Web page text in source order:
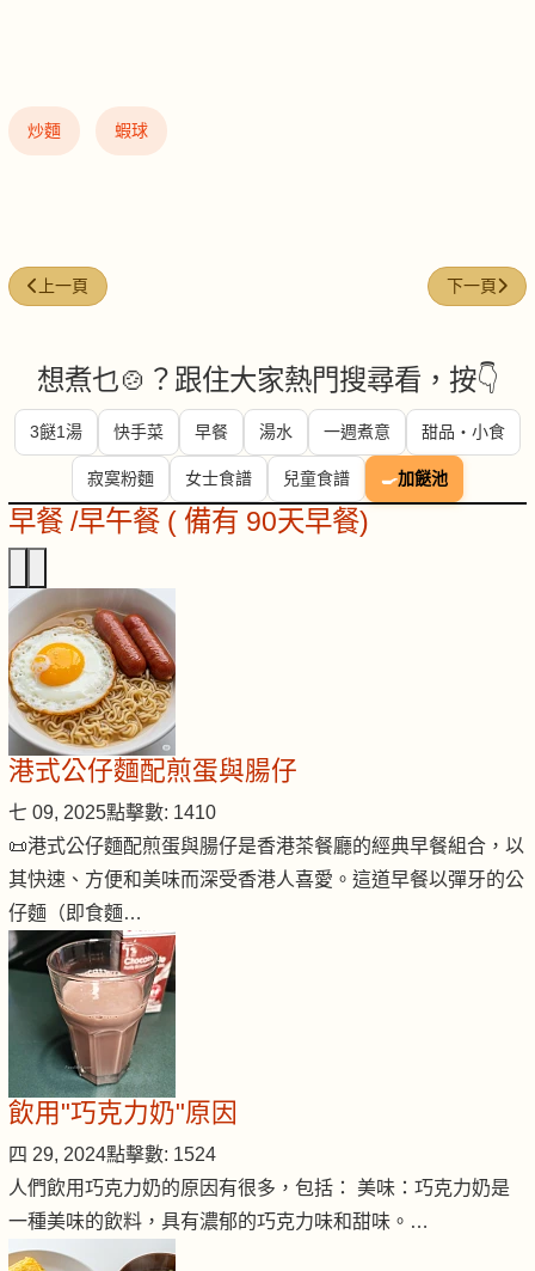
炒麵 蝦球
上一篇文章: 白汁煙三文鱼燴意粉
上一頁 下一篇文章
下一頁
想煮乜🍲？跟住大家熱門搜尋看，按👇
3餸1湯 快手菜 早餐 湯水 一週煮意 甜品・小食
寂寞粉麵 女士食譜 兒童食譜 🍳加餸池
早餐 /早午餐 ( 備有 90天早餐)
港式公仔麵配煎蛋與腸仔
七 09, 2025點擊數: 1410
📜港式公仔麵配煎蛋與腸仔是香港茶餐廳的經典早餐組合，以
其快速、方便和美味而深受香港人喜愛。這道早餐以彈牙的公
仔麵（即食麵…
飲用"巧克力奶"原因
四 29, 2024點擊數: 1524
人們飲用巧克力奶的原因有很多，包括： 美味：巧克力奶是
一種美味的飲料，具有濃郁的巧克力味和甜味。…